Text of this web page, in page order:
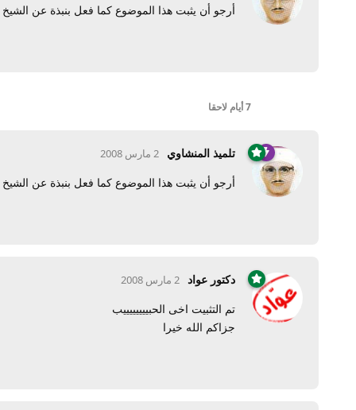
أرجو أن يثبت هذا الموضوع كما فعل بنبذة عن
7 أيام لاحقا
تلميذ المنشاوي 2 مارس 2008
أرجو أن يثبت هذا الموضوع كما فعل بنبذة عن
دكتور عواد 2 مارس 2008
تم التثبيت اخى الحبييييييييب
جزاكم الله خيرا